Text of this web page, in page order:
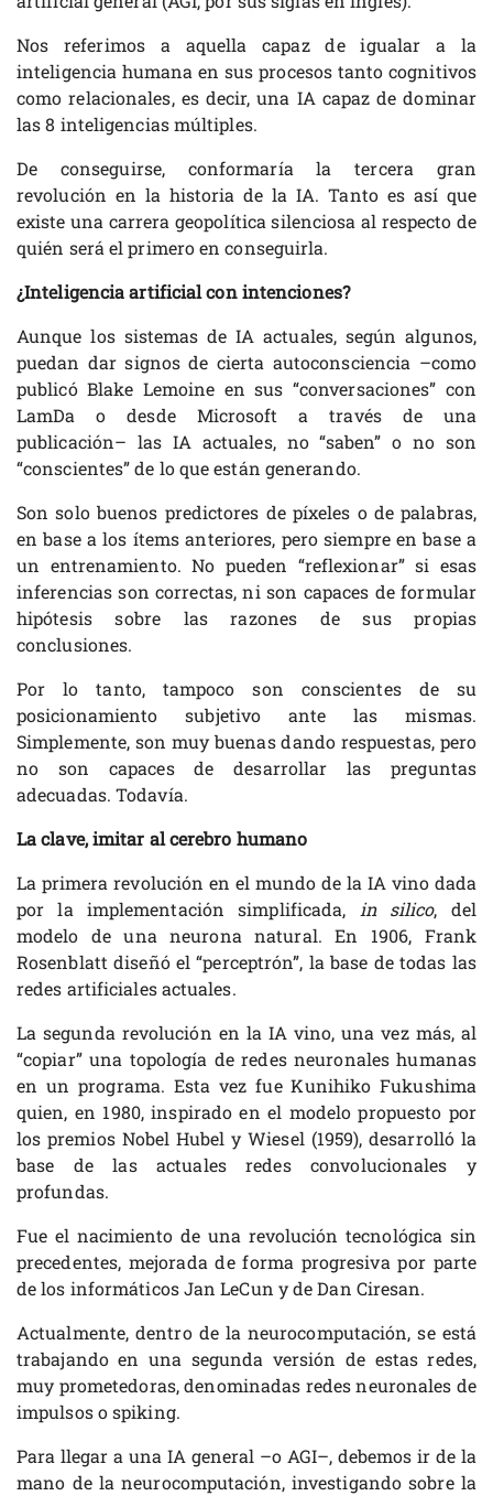
Nos referimos a aquella capaz de igualar a la
inteligencia humana en sus procesos tanto cognitivos
como relacionales, es decir, una IA capaz de dominar
las 8 inteligencias múltiples.
De conseguirse, conformaría la tercera gran
revolución en la historia de la IA. Tanto es así que
existe una carrera geopolítica silenciosa al respecto de
quién será el primero en conseguirla.
¿Inteligencia artificial con intenciones?
Aunque los sistemas de IA actuales, según algunos,
puedan dar signos de cierta autoconsciencia –como
publicó Blake Lemoine en sus “conversaciones” con
LamDa o desde Microsoft a través de una
publicación– las IA actuales, no “saben” o no son
“conscientes” de lo que están generando.
Son solo buenos predictores de píxeles o de palabras,
en base a los ítems anteriores, pero siempre en base a
un entrenamiento. No pueden “reflexionar” si esas
inferencias son correctas, ni son capaces de formular
hipótesis sobre las razones de sus propias
conclusiones.
Por lo tanto, tampoco son conscientes de su
posicionamiento subjetivo ante las mismas.
Simplemente, son muy buenas dando respuestas, pero
no son capaces de desarrollar las preguntas
adecuadas. Todavía.
La clave, imitar al cerebro humano
La primera revolución en el mundo de la IA vino dada
por la implementación simplificada,
in silico, del
modelo de una neurona natural. En 1906, Frank
Rosenblatt diseñó el “perceptrón”, la base de todas las
redes artificiales actuales.
La segunda revolución en la IA vino, una vez más, al
“copiar” una topología de redes neuronales humanas
en un programa. Esta vez fue Kunihiko Fukushima
quien, en 1980, inspirado en el modelo propuesto por
los premios Nobel Hubel y Wiesel (1959), desarrolló la
base de las actuales redes convolucionales y
profundas.
Fue el nacimiento de una revolución tecnológica sin
precedentes, mejorada de forma progresiva por parte
de los informáticos Jan LeCun y de Dan Ciresan.
Actualmente, dentro de la neurocomputación, se está
trabajando en una segunda versión de estas redes,
muy prometedoras, denominadas redes neuronales de
impulsos o spiking.
Para llegar a una IA general –o AGI–, debemos ir de la
mano de la neurocomputación, investigando sobre la